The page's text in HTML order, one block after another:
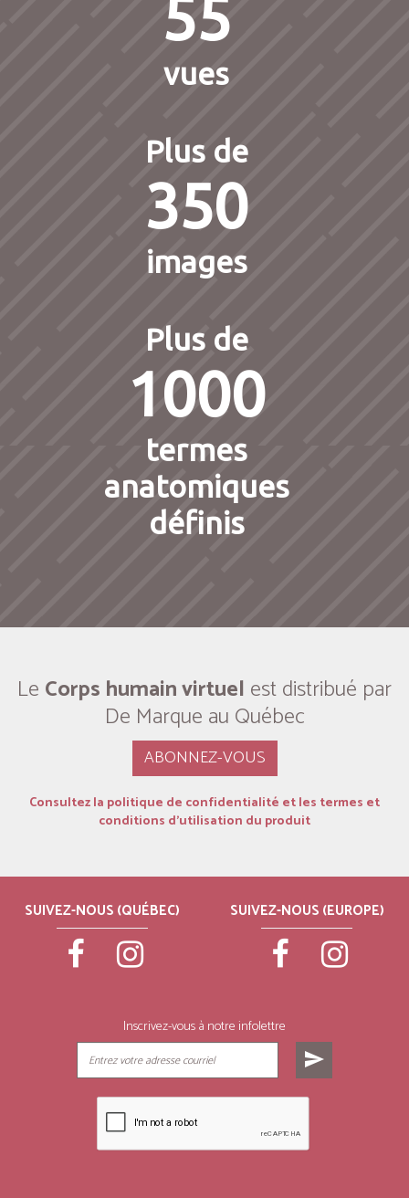
55
vues
Plus de
350
images
Plus de
1000
termes
anatomiques
définis
Le Corps humain virtuel est distribué par
De Marque au Québec
ABONNEZ-VOUS
Consultez la politique de confidentialité et les termes et
conditions d’utilisation du produit
SUIVEZ-NOUS (QUÉBEC) SUIVEZ-NOUS (EUROPE)
Inscrivez-vous à notre infolettre
send